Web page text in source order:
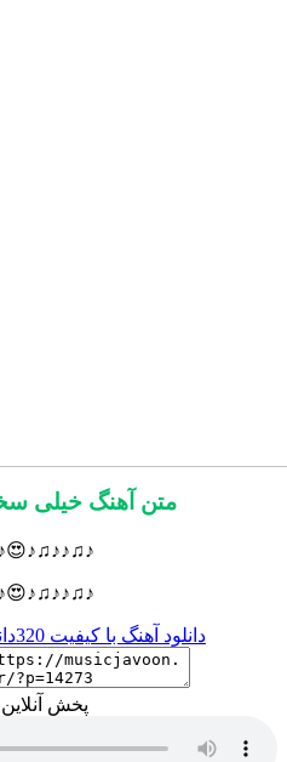
متن آهنگ خیلی
دانلود آهنگ با کیفیت 320
پخش